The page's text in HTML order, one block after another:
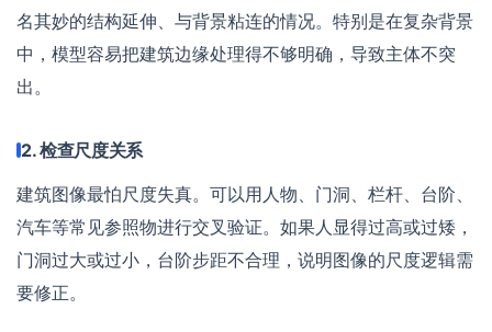
名其妙的结构延伸、与背景粘连的情况。特别是在复杂背景
中，模型容易把建筑边缘处理得不够明确，导致主体不突
出。
2. 检查尺度关系
建筑图像最怕尺度失真。可以用人物、门洞、栏杆、台阶、
汽车等常见参照物进行交叉验证。如果人显得过高或过矮，
门洞过大或过小，台阶步距不合理，说明图像的尺度逻辑需
要修正。